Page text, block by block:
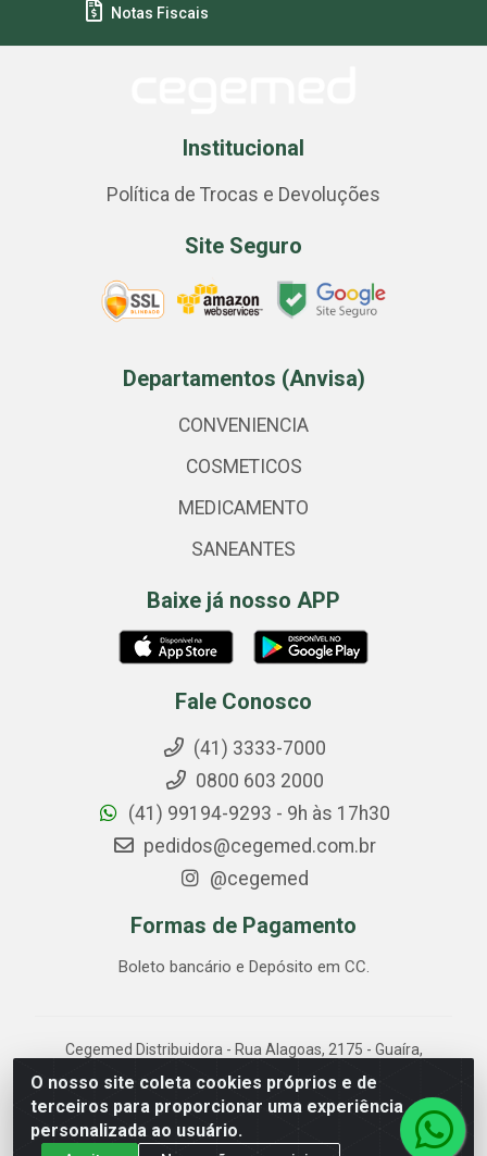
O nosso site coleta cookies próprios e de
terceiros para proporcionar uma experiência
personalizada ao usuário.
Notas Fiscais
Institucional
Política de Trocas e Devoluções
Site Seguro
Departamentos (Anvisa)
CONVENIENCIA
COSMETICOS
MEDICAMENTO
SANEANTES
Baixe já nosso APP
Fale Conosco
(41) 3333-7000
0800 603 2000
(41) 99194-9293 - 9h às 17h30
pedidos@cegemed.com.br
@cegemed
Formas de Pagamento
Boleto bancário e Depósito em CC.
Cegemed Distribuidora - Rua Alagoas, 2175 - Guaíra,
Curitiba/PR - CEP 80.630-050 - CNPJ 85.017.994/0001-